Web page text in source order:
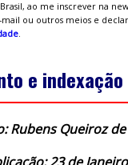
Brasil, ao me inscrever na
ou outros meios e
.
e
Rubens Queiroz